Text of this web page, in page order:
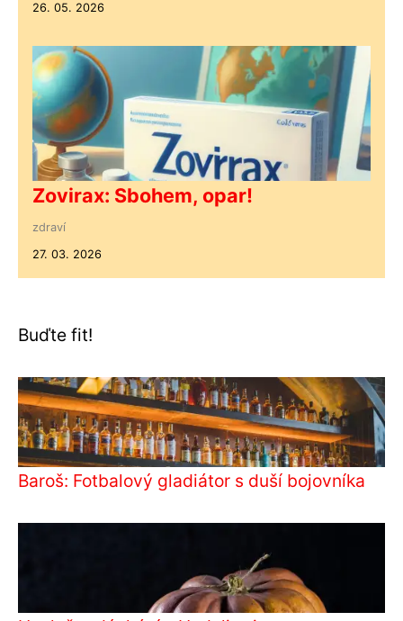
26. 05. 2026
Zovirax: Sbohem, opar!
zdraví
27. 03. 2026
Buďte fit!
Baroš: Fotbalový gladiátor s duší bojovníka